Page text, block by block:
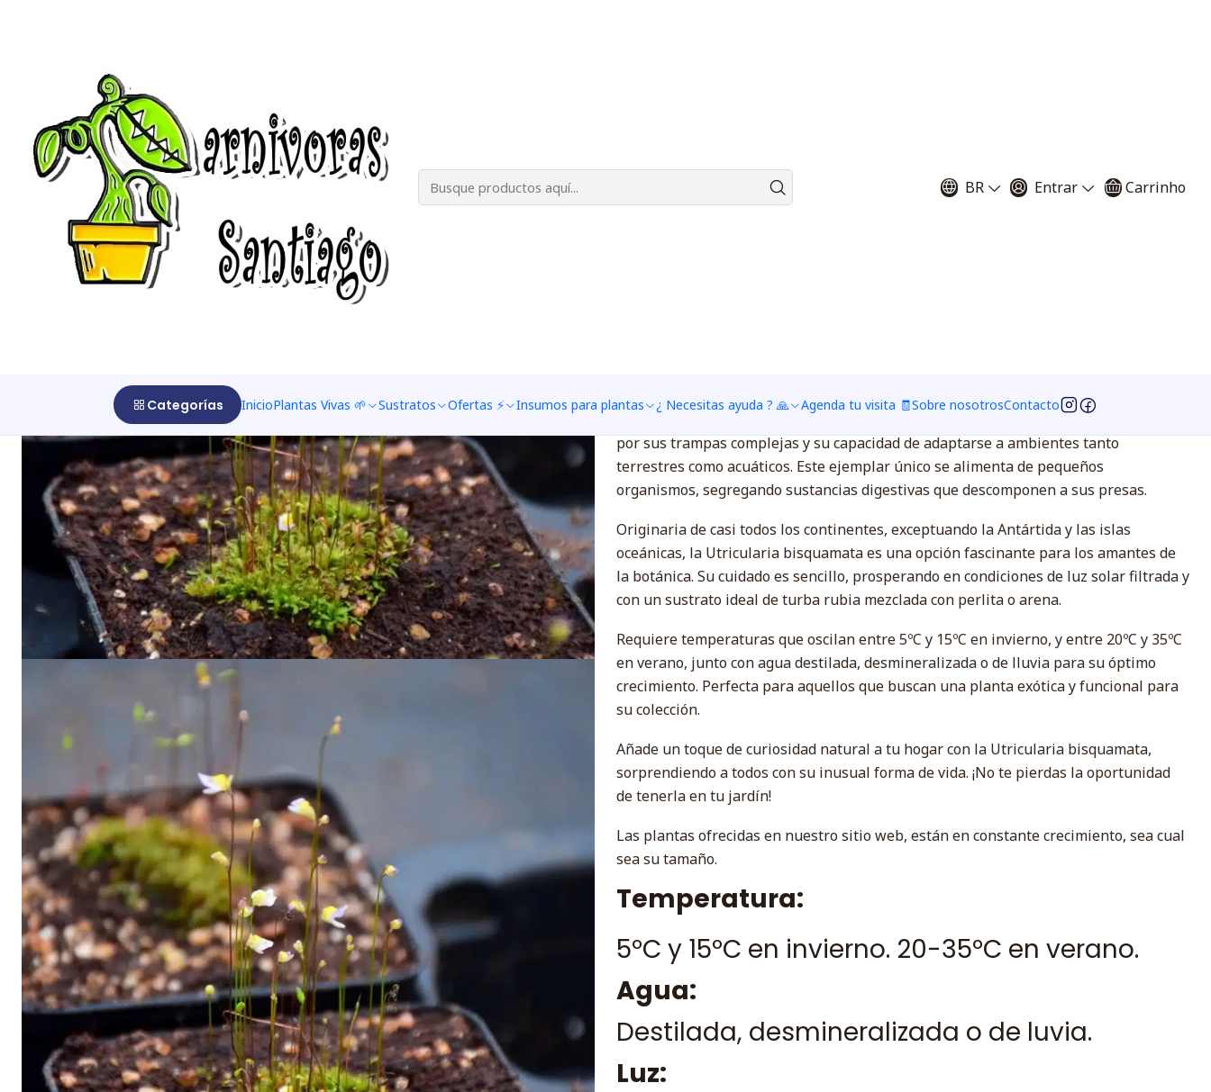
BR Entrar Carrinho
Categorías InicioPlantas Vivas 🌱 Sustratos Ofertas ⚡ Insumos para plantas ¿ Necesitas ayuda ? 🙏 Agenda tu visita 🧾Sobre nosotrosContacto
1 Colonia - 1 a 2 cm cuadrados de utricularia
Descubre la asombrosa Utricularia bisquamata, una planta carnívora que destaca
por sus trampas complejas y su capacidad de adaptarse a ambientes tanto
terrestres como acuáticos. Este ejemplar único se alimenta de pequeños
organismos, segregando sustancias digestivas que descomponen a sus presas.
Originaria de casi todos los continentes, exceptuando la Antártida y las islas
oceánicas, la Utricularia bisquamata es una opción fascinante para los amantes de
la botánica. Su cuidado es sencillo, prosperando en condiciones de luz solar filtrada y
con un sustrato ideal de turba rubia mezclada con perlita o arena.
Requiere temperaturas que oscilan entre 5ºC y 15ºC en invierno, y entre 20ºC y 35ºC
en verano, junto con agua destilada, desmineralizada o de lluvia para su óptimo
crecimiento. Perfecta para aquellos que buscan una planta exótica y funcional para
su colección.
Añade un toque de curiosidad natural a tu hogar con la Utricularia bisquamata,
sorprendiendo a todos con su inusual forma de vida. ¡No te pierdas la oportunidad
de tenerla en tu jardín!
Las plantas ofrecidas en nuestro sitio web, están en constante crecimiento, sea cual
sea su tamaño.
Temperatura:
5ºC y 15ºC en invierno. 20-35ºC en verano.
Agua:
Destilada, desmineralizada o de luvia.
Luz: